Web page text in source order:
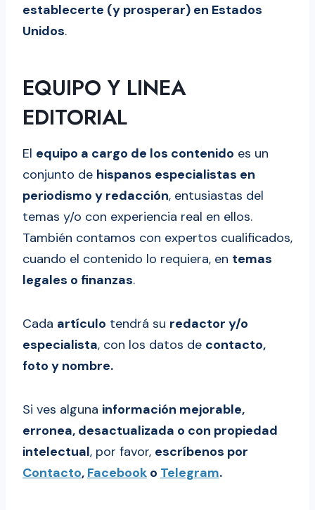
establecerte (y prosperar) en Estados
Unidos.
EQUIPO Y LINEA
EDITORIAL
El equipo a cargo de los contenido es un
conjunto de hispanos especialistas en
periodismo y redacción, entusiastas del
temas y/o con experiencia real en ellos.
También contamos con expertos cualificados,
cuando el contenido lo requiera, en temas
legales o finanzas.
Cada artículo tendrá su redactor y/o
especialista, con los datos de contacto,
foto y nombre.
Si ves alguna información mejorable,
erronea, desactualizada o con propiedad
intelectual, por favor, escríbenos por
Contacto, Facebook o Telegram.